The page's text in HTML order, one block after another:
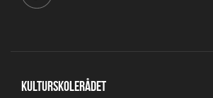
Kulturskolerådet